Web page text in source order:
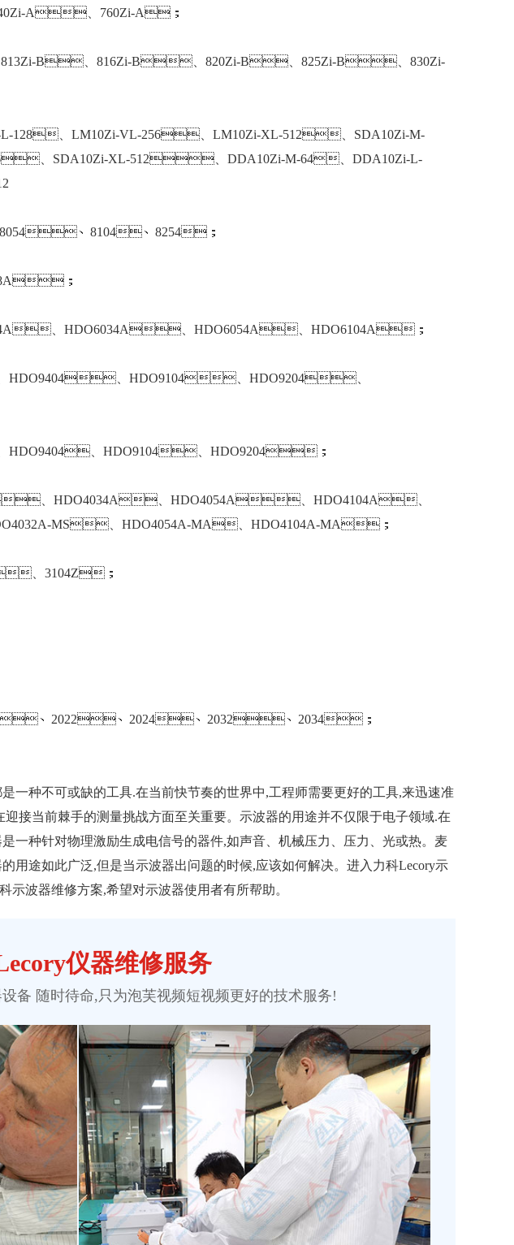
A、760Zi-A；
B、816Zi-B、820Zi-B、825Zi-B、830Zi-
128、LM10Zi-VL-256、LM10Zi-XL-512、SDA10Zi-M-
、SDA10Zi-XL-512、DDA10Zi-M-64、DDA10Zi-L-
、8104、8254；
；
、HDO6034A、HDO6054A、HDO6104A；
HDO9404、HDO9104、HDO9204、
、HDO9104、HDO9204；
、HDO4034A、HDO4054A、HDO4104A、
MS、HDO4054A-MA、HDO4104A-MA；
、3104Z；
、2022、2024、2032、2034；
是一种不可或缺的工具.在当前快节奏的世界中,工程师需要更好的工具,来迅速准
当前棘手的测量挑战方面至关重要。示波器的用途并不仅限于电子领域.在
对物理激励生成电信号的器件,如声音、机械压力、压力、光或热。麦
的用途如此广泛,但是当示波器出问题的时候,应该如何解决。进入力科Lecory示
波器维修方案,希望对示波器使用者有所帮助。
仪器维修服务
备 随时待命,只为泡芙视频短视频更好的技术服务!